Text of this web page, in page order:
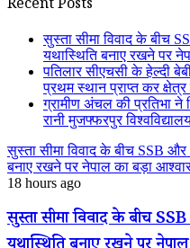
Recent Posts
सुस्ता सीमा विवाद के बीच
यथास्थिति बनाए रखने पर
पतिलार सीएचसी के हेल्दी
प्रथम स्थान प्राप्त कर
ग्रामीण अंचल की प्रतिभा ने
रानी मुजफ्फरपुर
सुस्ता सीमा विवाद के बीच SSB
बनाए रखने पर नेपाल का बड़ा
18 hours ago
सुस्ता सीमा विवाद के बीच